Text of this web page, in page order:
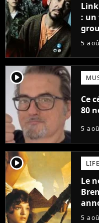
: un
5
player2
Ce
80
5
player2
Le
5